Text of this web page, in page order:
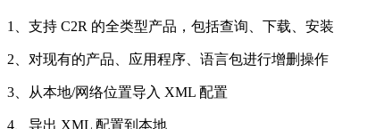
1、支持 C2R 的全类型产品，包括查询、下载、安装
2、对现有的产品、应用程序、语言包进行增删操作
3、从本地/网络位置导入 XML 配置
4、导出 XML 配置到本地